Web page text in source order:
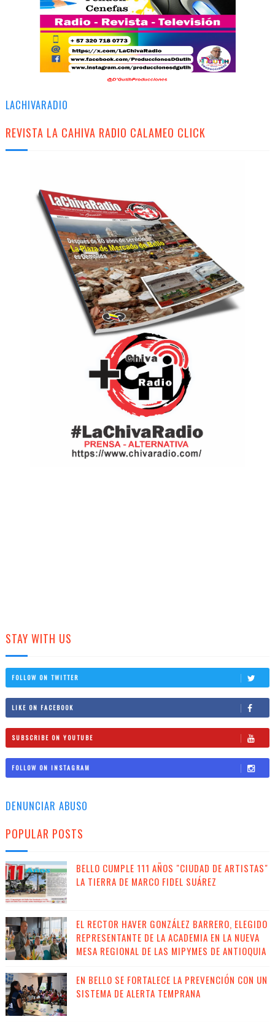
LACHIVARADIO
REVISTA LA CAHIVA RADIO CALAMEO CLICK
STAY WITH US
FOLLOW ON TWITTER
LIKE ON FACEBOOK
SUBSCRIBE ON YOUTUBE
FOLLOW ON INSTAGRAM
DENUNCIAR ABUSO
POPULAR POSTS
BELLO CUMPLE 111 AÑOS "CIUDAD DE ARTISTAS"
LA TIERRA DE MARCO FIDEL SUÁREZ
EL RECTOR HAVER GONZÁLEZ BARRERO, ELEGIDO
REPRESENTANTE DE LA ACADEMIA EN LA NUEVA
MESA REGIONAL DE LAS MIPYMES DE ANTIOQUIA
EN BELLO SE FORTALECE LA PREVENCIÓN CON UN
SISTEMA DE ALERTA TEMPRANA